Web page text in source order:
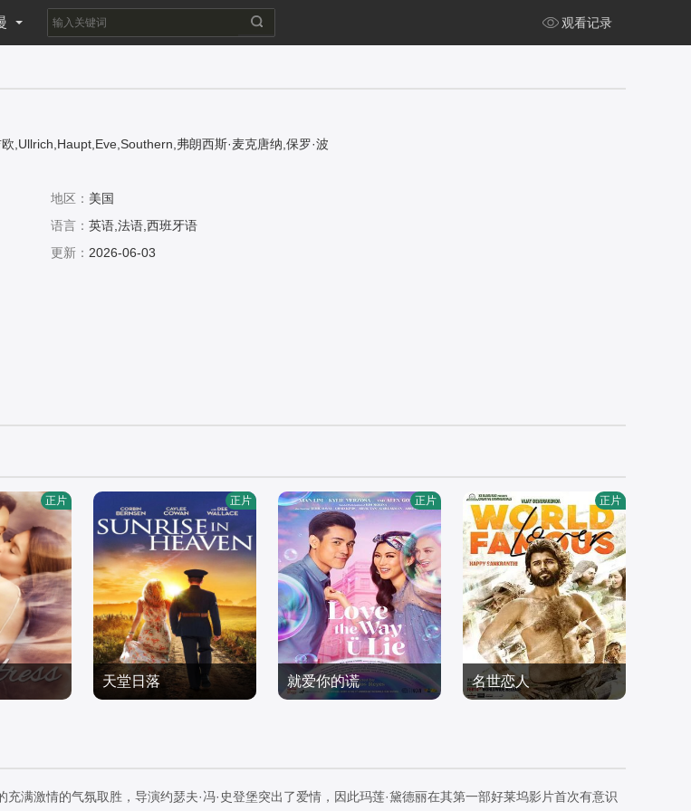
观看记录
,Ullrich,Haupt,Eve,Southern,弗朗西斯·麦克唐纳,保罗·波
托马斯·柯伦,特蕾莎.哈里斯,Lillian,Savin,Harry,Schu
地区： 美国
语言： 英语,法语,西班牙语
更新： 2026-06-03
正片
天堂日落
斯,迪·沃伦斯,艾琳·贝西
亚,Jenn,Gotzon,兰迪·克
2020/美国
正片
就爱你的谎
2020/菲律宾
正片
名世恋人
erine,Tresa,伊扎贝尔·蕾
特
2020/印度
正片
满激情的气氛取胜，导演约瑟夫·冯·史登堡突出了爱情，因此玛莲·黛德丽在其第一部好莱坞影片首次有意识